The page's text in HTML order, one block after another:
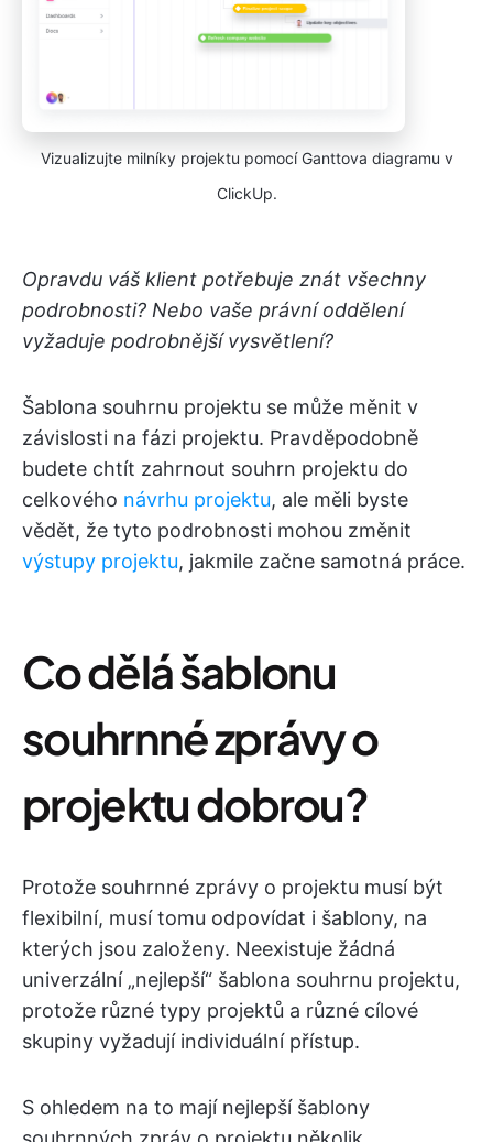
Vizualizujte milníky projektu pomocí Ganttova diagramu v
ClickUp.
Opravdu váš klient potřebuje znát všechny
podrobnosti? Nebo vaše právní oddělení
vyžaduje podrobnější vysvětlení?
Šablona souhrnu projektu se může měnit v
závislosti na fázi projektu. Pravděpodobně
budete chtít zahrnout souhrn projektu do
celkového návrhu projektu, ale měli byste
vědět, že tyto podrobnosti mohou změnit
výstupy projektu, jakmile začne samotná práce.
Co dělá šablonu
souhrnné zprávy o
projektu dobrou?
Protože souhrnné zprávy o projektu musí být
flexibilní, musí tomu odpovídat i šablony, na
kterých jsou založeny. Neexistuje žádná
univerzální „nejlepší“ šablona souhrnu projektu,
protože různé typy projektů a různé cílové
skupiny vyžadují individuální přístup.
S ohledem na to mají nejlepší šablony